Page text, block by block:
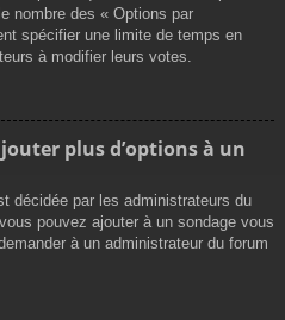
nombre des « Options par
spécifier une limite de temps en
à modifier leurs votes.
plus d’options à un
décidée par les administrateurs du
pouvez ajouter à un sondage vous
à un administrateur du forum